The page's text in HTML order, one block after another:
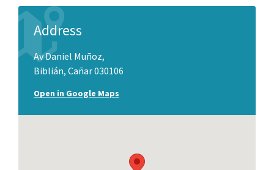
Address
Av Daniel Muñoz,
Biblián, Cañar 030106
Open in Google Maps